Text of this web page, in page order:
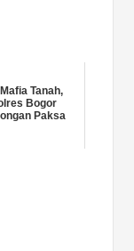
Tanah,
Bogor
Paksa